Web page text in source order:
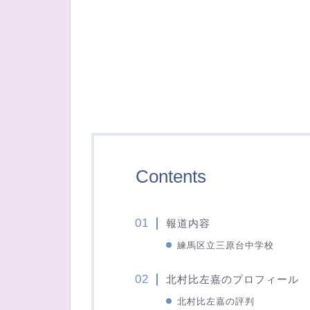
Contents
報道内容
練馬区立三原台中学校
北村比左嘉のプロフィール
北村比左嘉の評判